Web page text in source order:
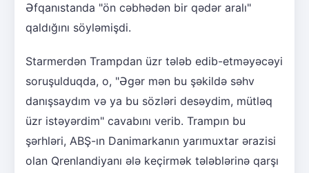
Əfqanıstanda "ön cəbhədən bir qədər aralı"
qaldığını söyləmişdi.
Starmerdən Trampdan üzr tələb edib-etməyəcəyi
soruşulduqda, o, "Əgər mən bu şəkildə səhv
danışsaydım və ya bu sözləri desəydim, mütləq
üzr istəyərdim" cavabını verib. Trampın bu
şərhləri, ABŞ-ın Danimarkanın yarımuxtar ərazisi
olan Qrenlandiyanı ələ keçirmək tələblərinə qarşı